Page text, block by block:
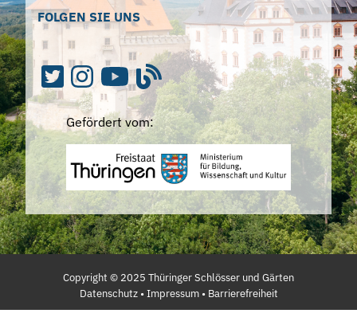
FOLGEN SIE UNS
Gefördert vom:
Copyright © 2025 Thüringer Schlösser und Gärten
Datenschutz•Impressum• Barrierefreiheit